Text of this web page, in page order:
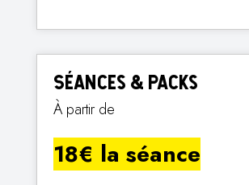
Séances & Packs
À partir de
18€ la séance